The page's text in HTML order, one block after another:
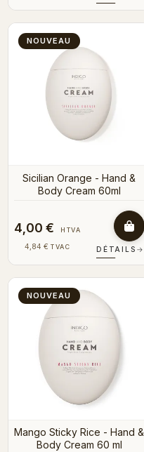
NOUVEAU
Sicilian Orange - Hand &
Body Cream 60ml
4,00 € HTVA
4,84 € TVAC DÉTAILS →
NOUVEAU
Mango Sticky Rice - Hand &
Body Cream 60 ml